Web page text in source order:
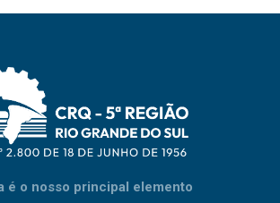
é o nosso principal elemento